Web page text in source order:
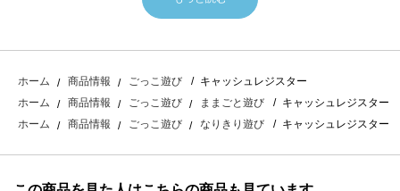
ホーム 商品情報 ごっこ遊び
キャッシュレジスター
ホーム
商品情報 ごっこ遊び ままごと遊び
キャッシュレジスター
ホーム
商品情報 ごっこ遊び なりきり遊び キャッシュレジスター